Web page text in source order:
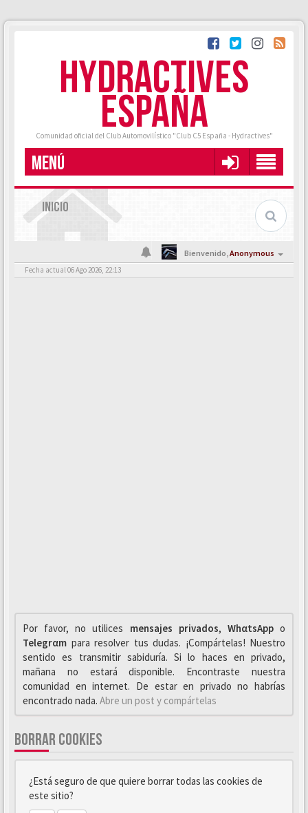
HYDRACTIVES
ESPAÑA
Comunidad oficial del Club Automovilístico "Club C5 España - Hydractives"
MENÚ
INICIO
Bienvenido,Anonymous
Fecha actual 06 Ago 2026, 22:13
Por favor, no utilices mensajes privados, WhαtsAppo
Telegrαm para resolver tus dudas. ¡Compártelas! Nuestro
sentido es transmitir sabiduría. Si lo haces en privado,
mañana no estará disponible. Encontraste nuestra
comunidad en internet. De estar en privado no habrías
encontrado nada. Abre un post y compártelas
BORRAR COOKIES
¿Está seguro de que quiere borrar todas las cookies de
este sitio?